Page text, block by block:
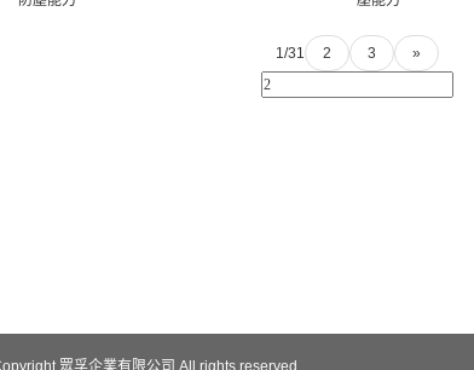
1/31 2 3 »